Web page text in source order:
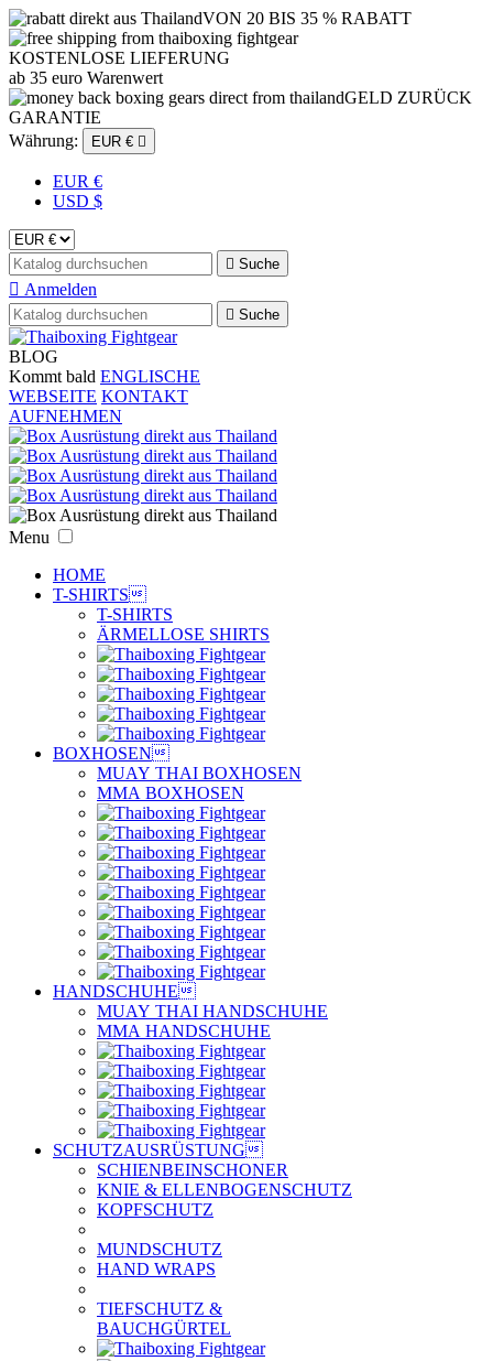
VON 20 BIS 35 % RABATT
KOSTENLOSE LIEFERUNG
ab 35 euro Warenwert
GELD ZURÜCK
GARANTIE
Währung:
EUR € 
EUR €
USD $
 Suche
 Anmelden
 Suche
BLOG
Kommt bald ENGLISCHE
WEBSEITE KONTAKT
AUFNEHMEN
Menu
HOME
T-SHIRTS
T-SHIRTS
ÄRMELLOSE SHIRTS
BOXHOSEN
MUAY THAI BOXHOSEN
MMA BOXHOSEN
HANDSCHUHE
MUAY THAI HANDSCHUHE
MMA HANDSCHUHE
SCHUTZAUSRÜSTUNG
SCHIENBEINSCHONER
KNIE & ELLENBOGENSCHUTZ
KOPFSCHUTZ
MUNDSCHUTZ
HAND WRAPS
TIEFSCHUTZ &
BAUCHGÜRTEL